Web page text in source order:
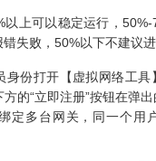
以上可以稳定运行，
失败，50%以下不建议进
身份打开【虚拟网络工具
的“立即注册”按钮在弹出
定多台网关，同一个用